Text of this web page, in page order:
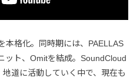
本格化。同時期には、PAELLAS
ット、Omitを結成。SoundCloud
道に活動していく中で、現在も